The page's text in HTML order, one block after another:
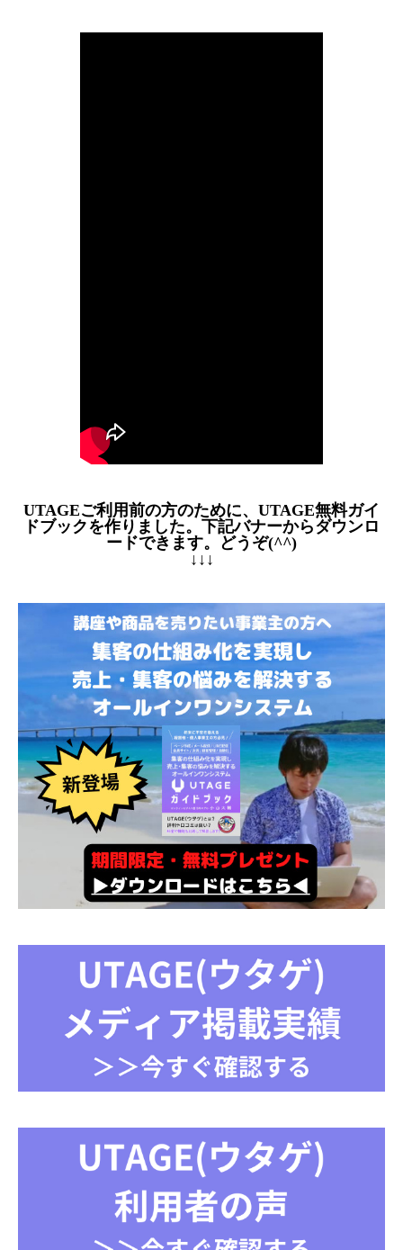
UTAGEご利用前の方のために、UTAGE無料ガイ
ドブックを作りました。下記バナーからダウンロ
ードできます。どうぞ(^^)
↓↓↓